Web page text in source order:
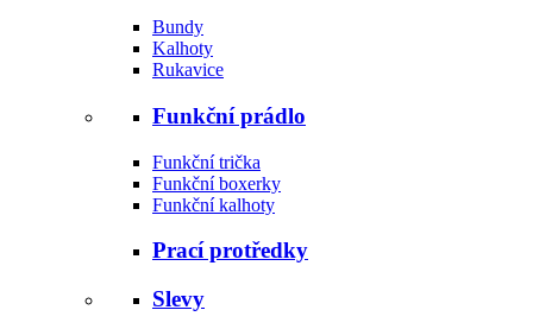
Bundy
Kalhoty
Rukavice
Funkční prádlo
Funkční trička
Funkční boxerky
Funkční kalhoty
Prací protředky
Slevy